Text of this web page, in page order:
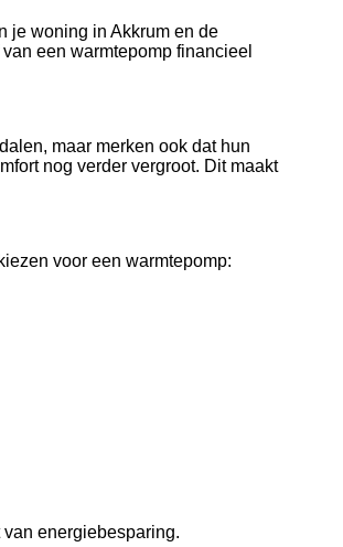
je woning in Akkrum en de
een warmtepomp financieel
maar merken ook dat hun
nog verder vergroot. Dit maakt
voor een warmtepomp:
energiebesparing.